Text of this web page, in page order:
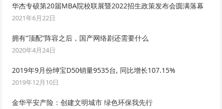
华杰专硕第20届MBA院校联展暨2022招生政策发布会圆满落幕
2021年6月22日
拥有“顶配”阵容之后，国产网络剧还需要什么
2020年4月24日
2019年9月份绅宝D50销量9535台, 同比增长107.15%
2019年12月10日
金华平安产险：创建文明城市 绿色环保我先行